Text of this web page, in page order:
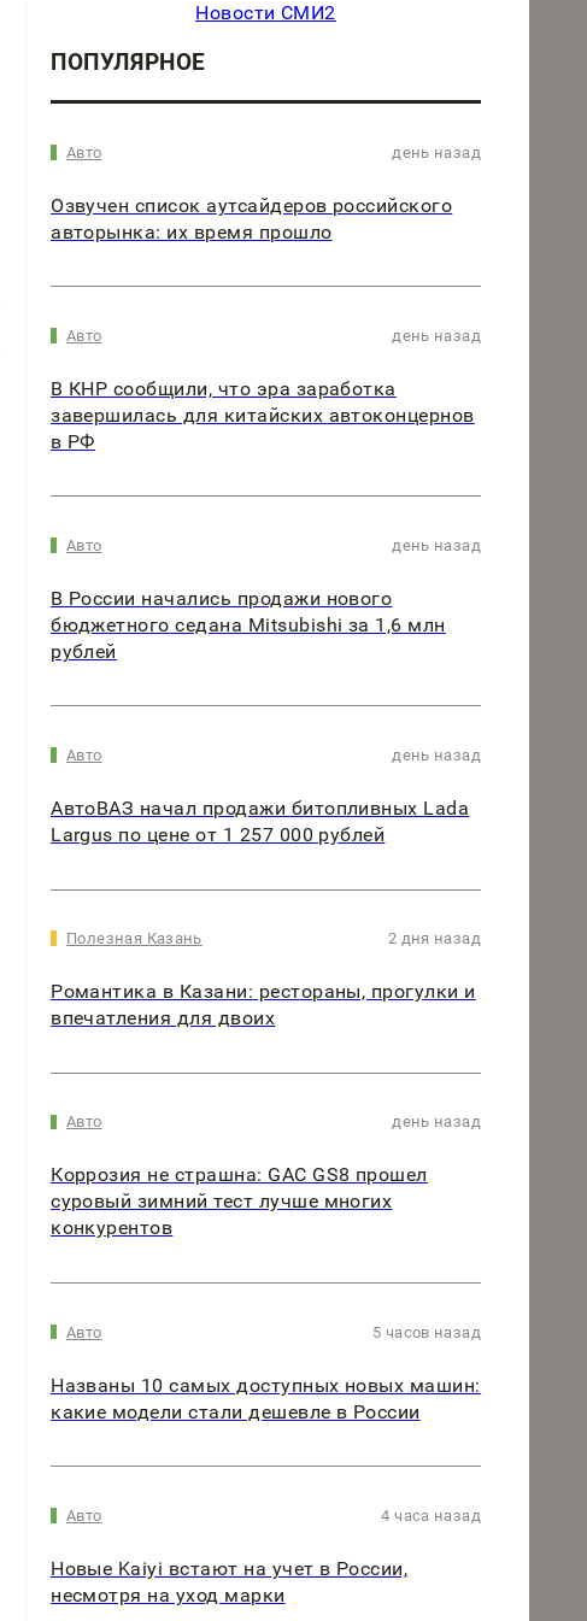
Новости СМИ2
ПОПУЛЯРНОЕ
Авто день назад
Озвучен список аутсайдеров российского
авторынка: их время прошло
Авто день назад
В КНР сообщили, что эра заработка
завершилась для китайских автоконцернов
в РФ
Авто день назад
В России начались продажи нового
бюджетного седана Mitsubishi за 1,6 млн
рублей
Авто день назад
АвтоВАЗ начал продажи битопливных Lada
Largus по цене от 1 257 000 рублей
Полезная Казань 2 дня назад
Романтика в Казани: рестораны, прогулки и
впечатления для двоих
Авто день назад
Коррозия не страшна: GAC GS8 прошел
суровый зимний тест лучше многих
конкурентов
Авто 5 часов назад
Названы 10 самых доступных новых машин:
какие модели стали дешевле в России
Авто 4 часа назад
Новые Kaiyi встают на учет в России,
несмотря на уход марки